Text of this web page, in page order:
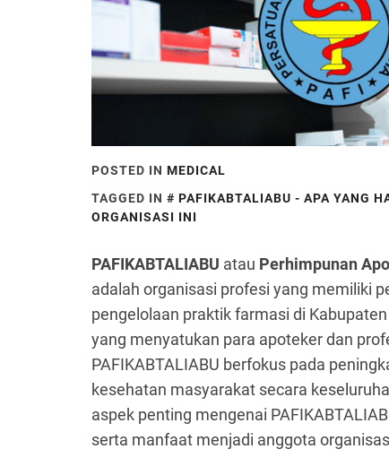
POSTED IN MEDICAL
TAGGED IN
PAFIKABTALIABU - APA YANG
ORGANISASI INI
PAFIKABTALIABU atau Perhimpunan
adalah organisasi profesi yang memiliki
pengelolaan praktik farmasi di
yang menyatukan para apoteker dan
PAFIKABTALIABU berfokus pada
kesehatan masyarakat secara
aspek penting mengenai
serta manfaat menjadi anggota